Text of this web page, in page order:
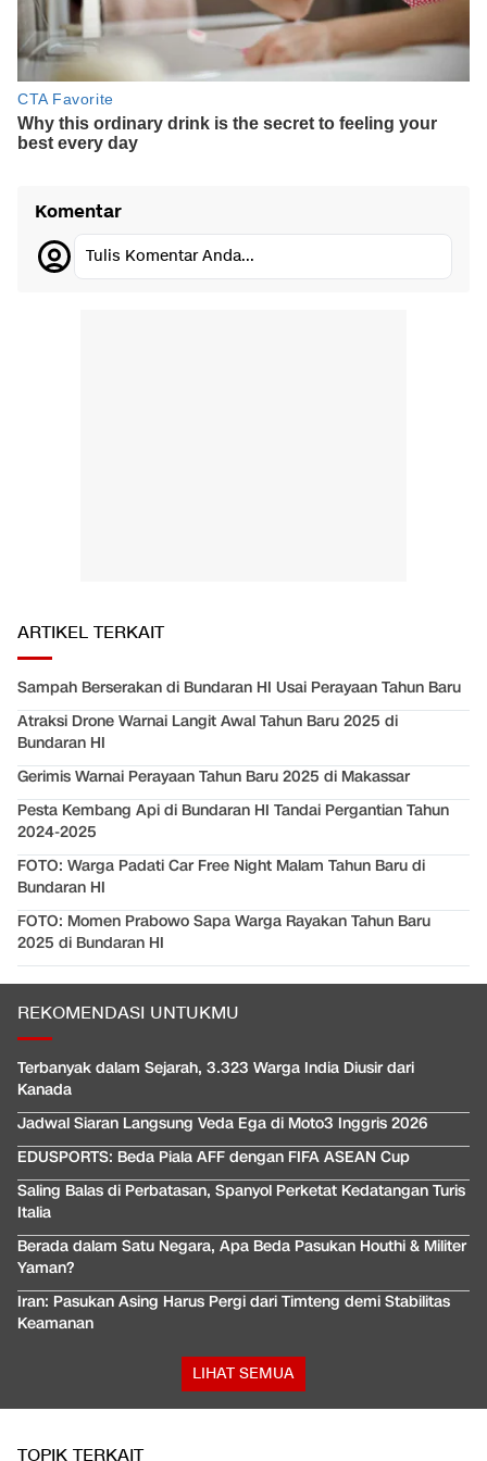
Komentar
Tulis Komentar Anda...
ARTIKEL TERKAIT
Sampah Berserakan di Bundaran HI Usai Perayaan Tahun Baru
Atraksi Drone Warnai Langit Awal Tahun Baru 2025 di
Bundaran HI
Gerimis Warnai Perayaan Tahun Baru 2025 di Makassar
Pesta Kembang Api di Bundaran HI Tandai Pergantian Tahun
2024-2025
FOTO: Warga Padati Car Free Night Malam Tahun Baru di
Bundaran HI
FOTO: Momen Prabowo Sapa Warga Rayakan Tahun Baru
2025 di Bundaran HI
REKOMENDASI UNTUKMU
Terbanyak dalam Sejarah, 3.323 Warga India Diusir dari
Kanada
Jadwal Siaran Langsung Veda Ega di Moto3 Inggris 2026
EDUSPORTS: Beda Piala AFF dengan FIFA ASEAN Cup
Saling Balas di Perbatasan, Spanyol Perketat Kedatangan Turis
Italia
Berada dalam Satu Negara, Apa Beda Pasukan Houthi & Militer
Yaman?
Iran: Pasukan Asing Harus Pergi dari Timteng demi Stabilitas
Keamanan
LIHAT SEMUA